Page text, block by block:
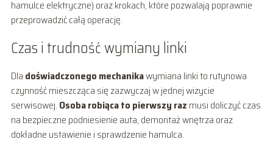
hamulce elektryczne) oraz krokach, które pozwalają poprawnie
przeprowadzić całą operację.
Czas i trudność wymiany linki
Dla doświadczonego mechanikawymiana linki to rutynowa
czynność mieszcząca się zazwyczaj w jednej wizycie
serwisowej. Osoba robiąca to pierwszy raz musi doliczyć czas
na bezpieczne podniesienie auta, demontaż wnętrza oraz
dokładne ustawienie i sprawdzenie hamulca.